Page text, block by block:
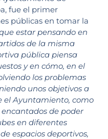
fue el primer
públicas en tomar la
estar pensando en
de la misma
pública piensa
y en cómo, en el
los problemas
unos objetivos a
el Ayuntamiento, como
de poder
en diferentes
espacios deportivos,